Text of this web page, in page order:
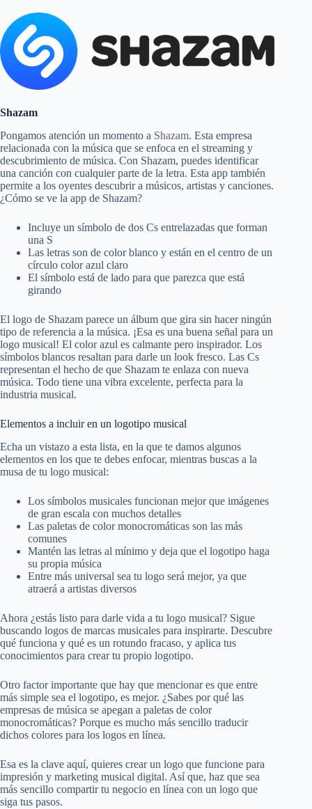
Shazam
Pongamos atención un momento a Shazam. Esta empresa
relacionada con la música que se enfoca en el streaming y
descubrimiento de música. Con Shazam, puedes identificar
una canción con cualquier parte de la letra. Esta app también
permite a los oyentes descubrir a músicos, artistas y canciones.
¿Cómo se ve la app de Shazam?
Incluye un símbolo de dos Cs entrelazadas que forman
una S
Las letras son de color blanco y están en el centro de un
círculo color azul claro
El símbolo está de lado para que parezca que está
girando
El logo de Shazam parece un álbum que gira sin hacer ningún
tipo de referencia a la música. ¡Esa es una buena señal para un
logo musical! El color azul es calmante pero inspirador. Los
símbolos blancos resaltan para darle un look fresco. Las Cs
representan el hecho de que Shazam te enlaza con nueva
música. Todo tiene una vibra excelente, perfecta para la
industria musical.
Elementos a incluir en un logotipo musical
Echa un vistazo a esta lista, en la que te damos algunos
elementos en los que te debes enfocar, mientras buscas a la
musa de tu logo musical:
Los símbolos musicales funcionan mejor que imágenes
de gran escala con muchos detalles
Las paletas de color monocromáticas son las más
comunes
Mantén las letras al mínimo y deja que el logotipo haga
su propia música
Entre más universal sea tu logo será mejor, ya que
atraerá a artistas diversos
Ahora ¿estás listo para darle vida a tu logo musical? Sigue
buscando logos de marcas musicales para inspirarte. Descubre
qué funciona y qué es un rotundo fracaso, y aplica tus
conocimientos para crear tu propio logotipo.
Otro factor importante que hay que mencionar es que entre
más simple sea el logotipo, es mejor. ¿Sabes por qué las
empresas de música se apegan a paletas de color
monocromáticas? Porque es mucho más sencillo traducir
dichos colores para los logos en línea.
Esa es la clave aquí, quieres crear un logo que funcione para
impresión y marketing musical digital. Así que, haz que sea
más sencillo compartir tu negocio en línea con un logo que
siga tus pasos.